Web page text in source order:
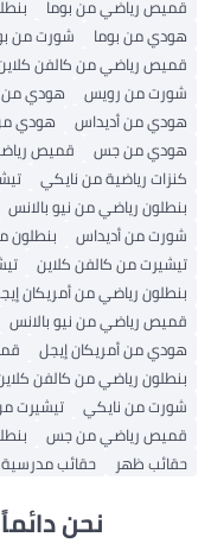
قميص رياضي من بوما
هودي من بوما
شورت من
قميص رياضي من كالفن
شورت من رويس
هودي من
هودي من أديداس
هودي
هودي من جس
قميص
كنزات رياضية من نايكي
بنطلون رياضي من نيو بالانس
شورت من أديداس
بنطلون
تيشيرت من كالفن كلاين
بنطلون رياضي من أمريكان
قميص رياضي من نيو بالانس
هودي من أمريكان إيجل
بنطلون رياضي من كالفن
شورت من نايكي
تيشيرت
قميص رياضي من جس
حقائب ظهر
حقائب مدرسية
نحن